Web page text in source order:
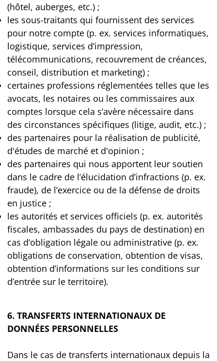
(hôtel, auberges, etc.) ;
les sous-traitants qui fournissent des services
pour notre compte (p. ex. services informatiques,
logistique, services d’impression,
télécommunications, recouvrement de créances,
conseil, distribution et marketing) ;
certaines professions réglementées telles que les
avocats, les notaires ou les commissaires aux
comptes lorsque cela s’avère nécessaire dans
des circonstances spécifiques (litige, audit, etc.) ;
des partenaires pour la réalisation de publicité,
d'études de marché et d'opinion ;
des partenaires qui nous apportent leur soutien
dans le cadre de l’élucidation d’infractions (p. ex.
fraude), de l’exercice ou de la défense de droits
en justice ;
les autorités et services officiels (p. ex. autorités
fiscales, ambassades du pays de destination) en
cas d’obligation légale ou administrative (p. ex.
obligations de conservation, obtention de visas,
obtention d’informations sur les conditions sur
d’entrée sur le territoire).
6. TRANSFERTS INTERNATIONAUX DE
DONNÉES PERSONNELLES
Dans le cas de transferts internationaux depuis la